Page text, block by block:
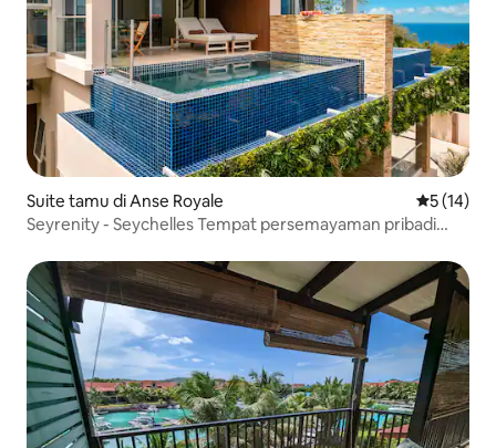
Suite tamu di Anse Royale Nilai rata-
5 (14)
Seyrenity - Seychelles Tempat persemayaman pribadi